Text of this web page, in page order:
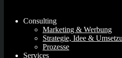
Consulting
Marketing & Werbung
Strategie, Idee &
Prozesse
Services